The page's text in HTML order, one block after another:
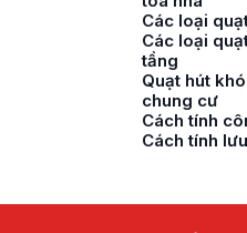
Các loại
Các loại
tầng
Quạt hút
chung cư
Cách tính
Cách tính